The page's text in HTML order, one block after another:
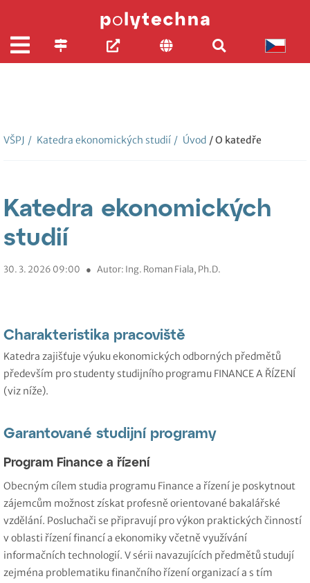
VŠPJ / Katedra ekonomických studií / Úvod / O katedře
Katedra ekonomických
studií
30. 3. 2026 09:00 ● Autor: Ing. Roman Fiala, Ph.D.
Charakteristika pracoviště
Katedra zajišťuje výuku ekonomických odborných předmětů
především pro studenty studijního programu FINANCE A ŘÍZENÍ
(viz níže).
Garantované studijní programy
Program Finance a řízení
Obecným cílem studia programu Finance a řízení je poskytnout
zájemcům možnost získat profesně orientované bakalářské
vzdělání. Posluchači se připravují pro výkon praktických činností
v oblasti řízení financí a ekonomiky včetně využívání
informačních technologií. V sérii navazujících předmětů studují
zejména problematiku finančního řízení organizací a s tím